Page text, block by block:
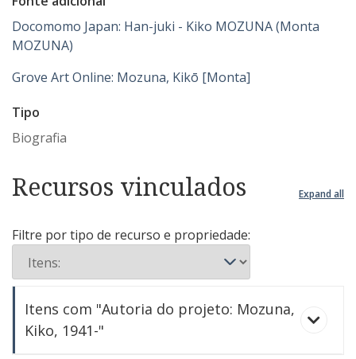
Docomomo Japan: Han-juki - Kiko MOZUNA (Monta
MOZUNA)
Grove Art Online: Mozuna, Kikō [Monta]
Tipo
Biografia
Recursos vinculados Expand all
Filtre por tipo de recurso e propriedade:
Itens com "Autoria do projeto: Mozuna,
Kiko, 1941-"